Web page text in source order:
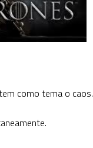
como tema o caos.